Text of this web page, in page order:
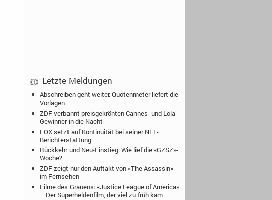
Letzte Meldungen
Abschreiben geht weiter: Quotenmeter liefert die
Vorlagen
ZDF verbannt preisgekrönten Cannes- und Lola-
Gewinner in die Nacht
FOX setzt auf Kontinuität bei seiner NFL-
Berichterstattung
Rückkehr und Neu-Einstieg: Wie lief die «GZSZ»-
Woche?
ZDF zeigt nur den Auftakt von «The Assassin»
im Fernsehen
Filme des Grauens: «Justice League of America»
– Der Superheldenfilm, der viel zu früh kam